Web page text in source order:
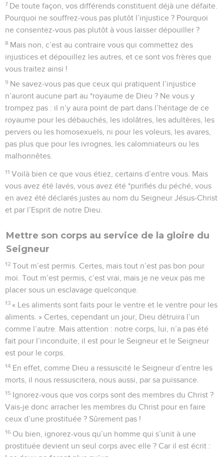
7 De toute façon, vos différends constituent déjà une défaite.
Pourquoi ne souffrez-vous pas plutôt l’injustice ? Pourquoi
ne consentez-vous pas plutôt à vous laisser dépouiller ?
8 Mais non, c’est au contraire vous qui commettez des
injustices et dépouillez les autres, et ce sont vos frères que
vous traitez ainsi !
9 Ne savez-vous pas que ceux qui pratiquent l’injustice
n’auront aucune part au *royaume de Dieu ? Ne vous y
trompez pas : il n’y aura point de part dans l’héritage de ce
royaume pour les débauchés, les idolâtres, les adultères, les
pervers ou les homosexuels, ni pour les voleurs, les avares,
pas plus que pour les ivrognes, les calomniateurs ou les
malhonnêtes.
11 Voilà bien ce que vous étiez, certains d’entre vous. Mais
vous avez été lavés, vous avez été *purifiés du péché, vous
en avez été déclarés justes au nom du Seigneur Jésus-Christ
et par l’Esprit de notre Dieu.
Mettre son corps au service de la gloire du
Seigneur
12 Tout m’est permis. Certes, mais tout n’est pas bon pour
moi. Tout m’est permis, c’est vrai, mais je ne veux pas me
placer sous un esclavage quelconque.
13 « Les aliments sont faits pour le ventre et le ventre pour les
aliments. » Certes, cependant un jour, Dieu détruira l’un
comme l’autre. Mais attention : notre corps, lui, n’a pas été
fait pour l’inconduite, il est pour le Seigneur et le Seigneur
est pour le corps.
14 En effet, comme Dieu a ressuscité le Seigneur d’entre les
morts, il nous ressuscitera, nous aussi, par sa puissance.
15 Ignorez-vous que vos corps sont des membres du Christ ?
Vais-je donc arracher les membres du Christ pour en faire
ceux d’une prostituée ? Sûrement pas !
16 Ou bien, ignorez-vous qu’un homme qui s’unit à une
prostituée devient un seul corps avec elle ? Car il est écrit :